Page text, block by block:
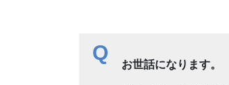
Q
お世話になります。